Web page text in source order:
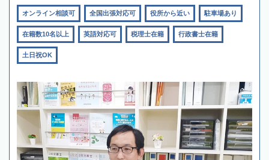
オンライン相談可 全国出張対応可 役所から近い 駐車場あり
在籍数10名以上 英語対応可 税理士在籍 行政書士在籍
土日祝OK